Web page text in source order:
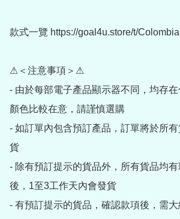
款式一覽 https://goal4u.store/t/Colombia
⚠＜注意事項＞⚠
- 由於每部電子產品顯示器不同，均存
顏色比較在意，請謹慎選購
- 如訂單內包含預訂產品，訂單將於所
貨
- 除有預訂提示的貨品外，所有貨品均
後，1至3工作天內會發貨
- 有預訂提示的貨品，確認款項後，需